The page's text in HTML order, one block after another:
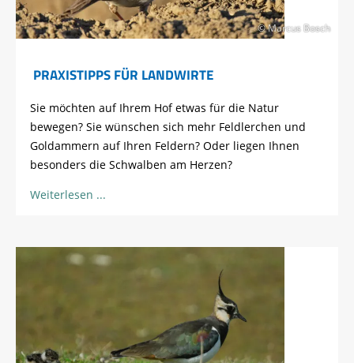
© Marcus Bosch
PRAXISTIPPS FÜR LANDWIRTE
Sie möchten auf Ihrem Hof etwas für die Natur
bewegen? Sie wünschen sich mehr Feldlerchen und
Goldammern auf Ihren Feldern? Oder liegen Ihnen
besonders die Schwalben am Herzen?
Weiterlesen